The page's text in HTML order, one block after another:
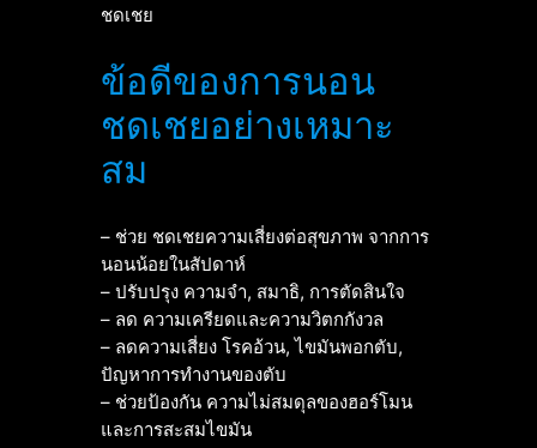
ชดเชย
ข้อดีของการนอน
ชดเชยอย่างเหมาะ
สม
– ช่วย ชดเชยความเสี่ยงต่อสุขภาพ จากการ
นอนน้อยในสัปดาห์
– ปรับปรุง ความจำ, สมาธิ, การตัดสินใจ
– ลด ความเครียดและความวิตกกังวล
– ลดความเสี่ยง โรคอ้วน, ไขมันพอกตับ,
ปัญหาการทำงานของตับ
– ช่วยป้องกัน ความไม่สมดุลของฮอร์โมน
และการสะสมไขมัน